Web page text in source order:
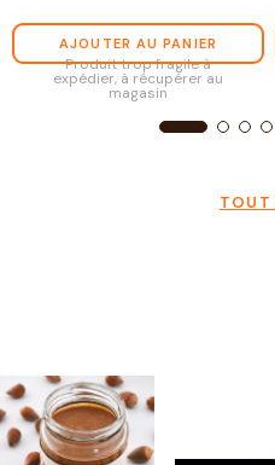
AJOUTER AU PANIER
Produit trop fragile à
expédier, à récupérer au
magasin
TOUT